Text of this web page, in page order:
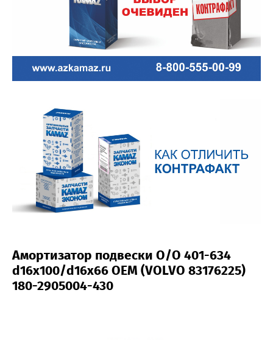
Амортизатор подвески O/O 401-634
d16x100/d16x66 OEM (VOLVO 83176225)
180-2905004-430